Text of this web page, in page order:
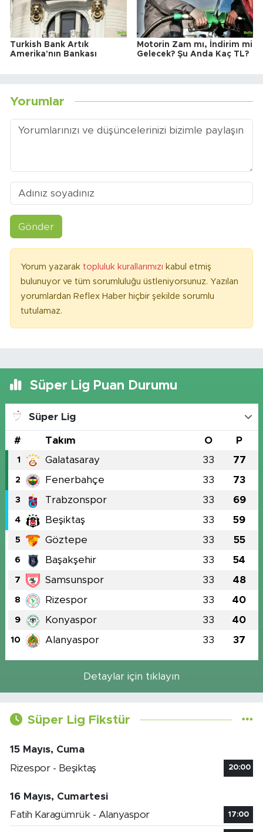
Turkish Bank Artık
Amerika'nın Bankası
Motorin Zam mı, İndirim mi
Gelecek? Şu Anda Kaç TL?
Yorumlar
Gönder
Yorum yazarak topluluk kurallarımızı kabul etmiş
bulunuyor ve tüm sorumluluğu üstleniyorsunuz. Yazılan
yorumlardan Reflex Haber hiçbir şekilde sorumlu
tutulamaz.
Süper Lig Puan Durumu
Süper Lig
# Takım O P
1 Galatasaray 33 77
2 Fenerbahçe 33 73
3 Trabzonspor 33 69
4 Beşiktaş 33 59
5 Göztepe 33 55
6 Başakşehir 33 54
7 Samsunspor 33 48
8 Rizespor 33 40
9 Konyaspor 33 40
10 Alanyaspor 33 37
Detaylar için tıklayın
Süper Lig Fikstür
15 Mayıs, Cuma
Rizespor - Beşiktaş
20:00
16 Mayıs, Cumartesi
Fatih Karagümrük - Alanyaspor
17:00